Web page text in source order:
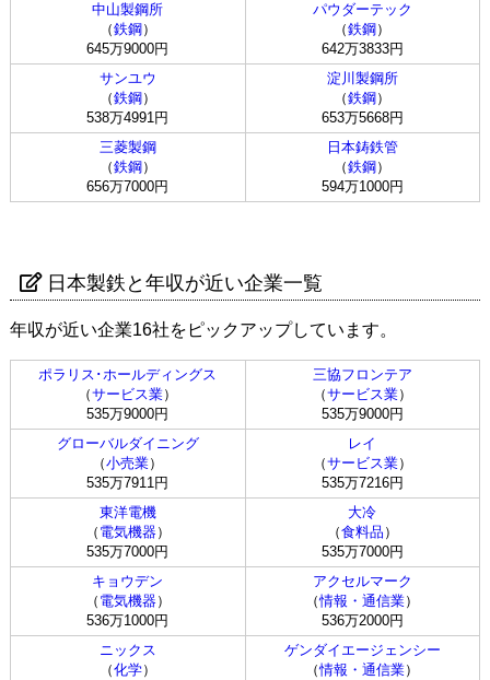
中山製鋼所
（鉄鋼）
645万9000円
パウダーテック
（鉄鋼）
642万3833円
サンユウ
（鉄鋼）
538万4991円
淀川製鋼所
（鉄鋼）
653万5668円
三菱製鋼
（鉄鋼）
656万7000円
日本鋳鉄管
（鉄鋼）
594万1000円
日本製鉄と年収が近い企業一覧
年収が近い企業16社をピックアップしています。
ポラリス･ホールディングス
（サービス業）
535万9000円
三協フロンテア
（サービス業）
535万9000円
グローバルダイニング
（小売業）
535万7911円
レイ
（サービス業）
535万7216円
東洋電機
（ 電気機器）
535万7000円
大冷
（食料品 ）
535万7000円
キョウデン
（ 電気機器）
536万1000円
アクセルマーク
（情報・通信業）
536万2000円
ニックス
（化学）
ゲンダイエージェンシー
（情報・通信業）